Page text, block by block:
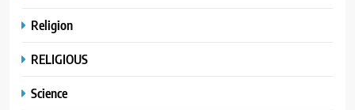
Religion
RELIGIOUS
Science